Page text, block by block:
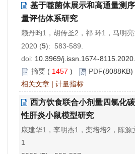
基于噬菌体展示和高通量测
量评估体系研究
赖丹昀1，胡传圣2，祁 环1，马明
2020 (5): 583-589.
doi: 10.3969/j.issn.1674-
摘要 ( 1457 ) PDF(8088KB)
相关文章 | 计量指标
西方饮食联合小剂量四氯化
性肝炎小鼠模型研究
康建华1，李明杰1，栾培培2，陈
1